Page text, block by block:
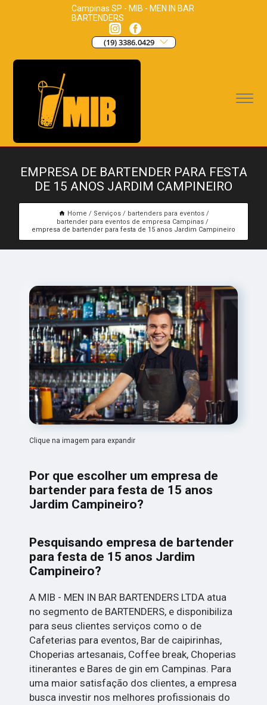
Campinas SP - MIB - MEN IN BAR
BARTENDERS
(19) 3386.0429
EMPRESA DE BARTENDER PARA FESTA
DE 15 ANOS JARDIM CAMPINEIRO
Home Serviços
bartenders para eventos
bartender para eventos de empresa Campinas
empresa de bartender para festa de 15 anos Jardim Campineiro
Clique na imagem para expandir
Por que escolher um empresa de
bartender para festa de 15 anos
Jardim Campineiro?
Pesquisando empresa de bartender
para festa de 15 anos Jardim
Campineiro?
A MIB - MEN IN BAR BARTENDERS LTDA atua
no segmento de BARTENDERS, e disponibiliza
para seus clientes serviços como o de
Cafeterias para eventos, Bar de caipirinhas,
Choperias artesanais, Coffee break, Choperias
itinerantes e Bares de gin em Campinas. Para
uma maior satisfação dos clientes, a empresa
busca investir nos melhores profissionais do